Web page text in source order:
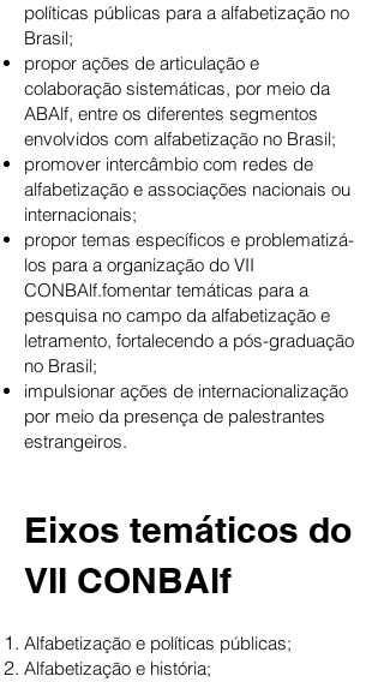
políticas públicas para a alfabetização no
Brasil;
propor ações de articulação e
colaboração sistemáticas, por meio da
ABAlf, entre os diferentes segmentos
envolvidos com alfabetização no Brasil;
promover intercâmbio com redes de
alfabetização e associações nacionais ou
internacionais;
propor temas específicos e problematizá-
los para a organização do VII
CONBAlf.fomentar temáticas para a
pesquisa no campo da alfabetização e
letramento, fortalecendo a pós-graduação
no Brasil;
impulsionar ações de internacionalização
por meio da presença de palestrantes
estrangeiros.
Eixos temáticos do
VII CONBAlf
Alfabetização e políticas públicas;
Alfabetização e história;